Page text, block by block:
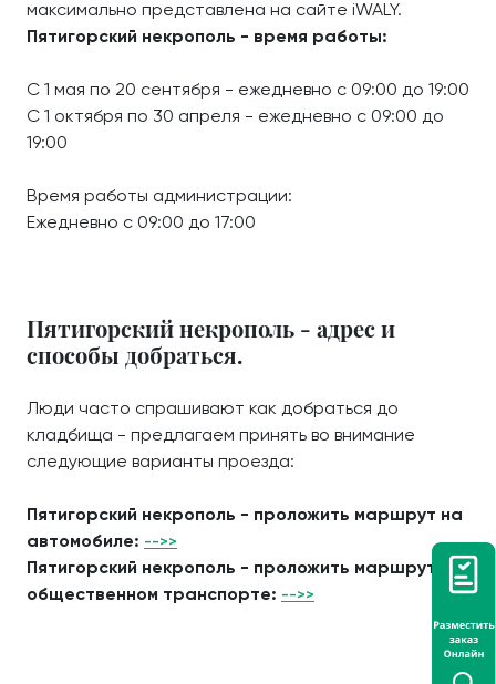
максимально представлена на сайте iWALY.
Пятигорский некрополь - время работы:
С 1 мая по 20 сентября - ежедневно с 09:00 до 19:00
С 1 октября по 30 апреля - ежедневно с 09:00 до
19:00
Время работы администрации:
Ежедневно с 09:00 до 17:00
Пятигорский некрополь - адрес и
способы добраться.
Люди часто спрашивают как добраться до
кладбища - предлагаем принять во внимание
следующие варианты проезда:
Пятигорский некрополь - проложить маршрут на
автомобиле: -->>
Пятигорский некрополь - проложить маршрут на
общественном транспорте: -->>